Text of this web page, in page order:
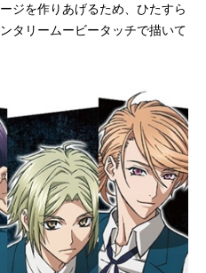
ジを作りあげるため、ひたすら
タリームービータッチで描いて